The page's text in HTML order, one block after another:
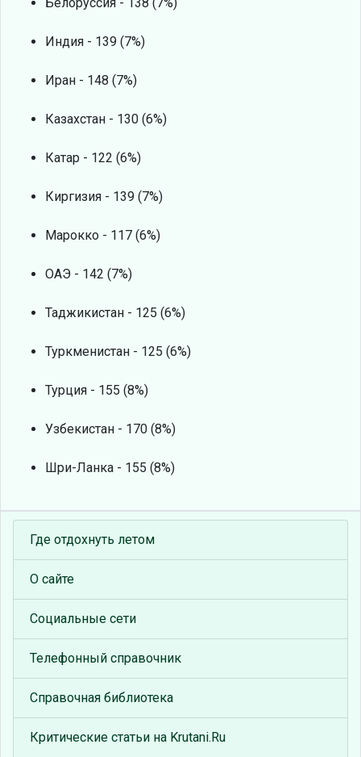
Белоруссия - 138 (7%)
Индия - 139 (7%)
Иран - 148 (7%)
Казахстан - 130 (6%)
Катар - 122 (6%)
Киргизия - 139 (7%)
Марокко - 117 (6%)
ОАЭ - 142 (7%)
Таджикистан - 125 (6%)
Туркменистан - 125 (6%)
Турция - 155 (8%)
Узбекистан - 170 (8%)
Шри-Ланка - 155 (8%)
Где отдохнуть летом
О сайте
Социальные сети
Телефонный справочник
Справочная библиотека
Критические статьи на Krutani.Ru